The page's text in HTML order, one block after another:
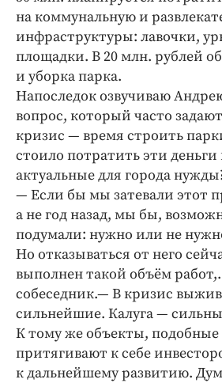
на коммунальную и
инфраструктуры: лавочки,
площадки. В 20 млн. рублей
и уборка парка.
Напоследок озвучиваю
вопрос, который часто
кризис — время строить
стоило потратить эти деньги
актуальные для города
— Если бы мы затевали этот
а не год назад, мы бы,
подумали: нужно или не
Но отказываться от него
выполнен такой объём
собеседник.— В кризис
сильнейшие. Калуга —
К тому же объекты, подобные
притягивают к себе
к дальнейшему развитию.